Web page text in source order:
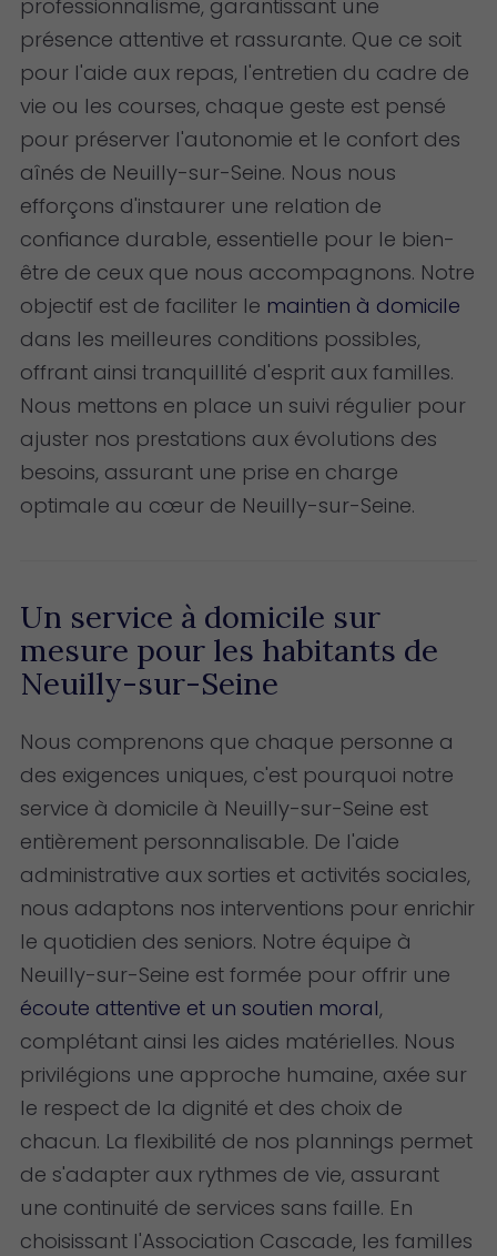
professionnalisme, garantissant une
présence attentive et rassurante. Que ce soit
pour l'aide aux repas, l'entretien du cadre de
vie ou les courses, chaque geste est pensé
pour préserver l'autonomie et le confort des
aînés de Neuilly-sur-Seine. Nous nous
efforçons d'instaurer une relation de
confiance durable, essentielle pour le bien-
être de ceux que nous accompagnons. Notre
objectif est de faciliter le maintien à domicile
dans les meilleures conditions possibles,
offrant ainsi tranquillité d'esprit aux familles.
Nous mettons en place un suivi régulier pour
ajuster nos prestations aux évolutions des
besoins, assurant une prise en charge
optimale au cœur de Neuilly-sur-Seine.
Un service à domicile sur
mesure pour les habitants de
Neuilly-sur-Seine
Nous comprenons que chaque personne a
des exigences uniques, c'est pourquoi notre
service à domicile à Neuilly-sur-Seine est
entièrement personnalisable. De l'aide
administrative aux sorties et activités sociales,
nous adaptons nos interventions pour enrichir
le quotidien des seniors. Notre équipe à
Neuilly-sur-Seine est formée pour offrir une
écoute attentive et un soutien moral,
complétant ainsi les aides matérielles. Nous
privilégions une approche humaine, axée sur
le respect de la dignité et des choix de
chacun. La flexibilité de nos plannings permet
de s'adapter aux rythmes de vie, assurant
une continuité de services sans faille. En
choisissant l'Association Cascade, les familles